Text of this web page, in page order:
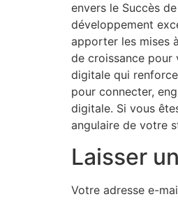
envers le Succès
développement
apporter les mises
de croissance pour
digitale qui
pour connecter,
digitale. Si vous
angulaire de votre
Laisser
Votre adresse e-